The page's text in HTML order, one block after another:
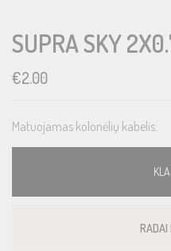
SUPRA SKY
€2.00
Matuojamas kolonėlių kabelis.
RADAI